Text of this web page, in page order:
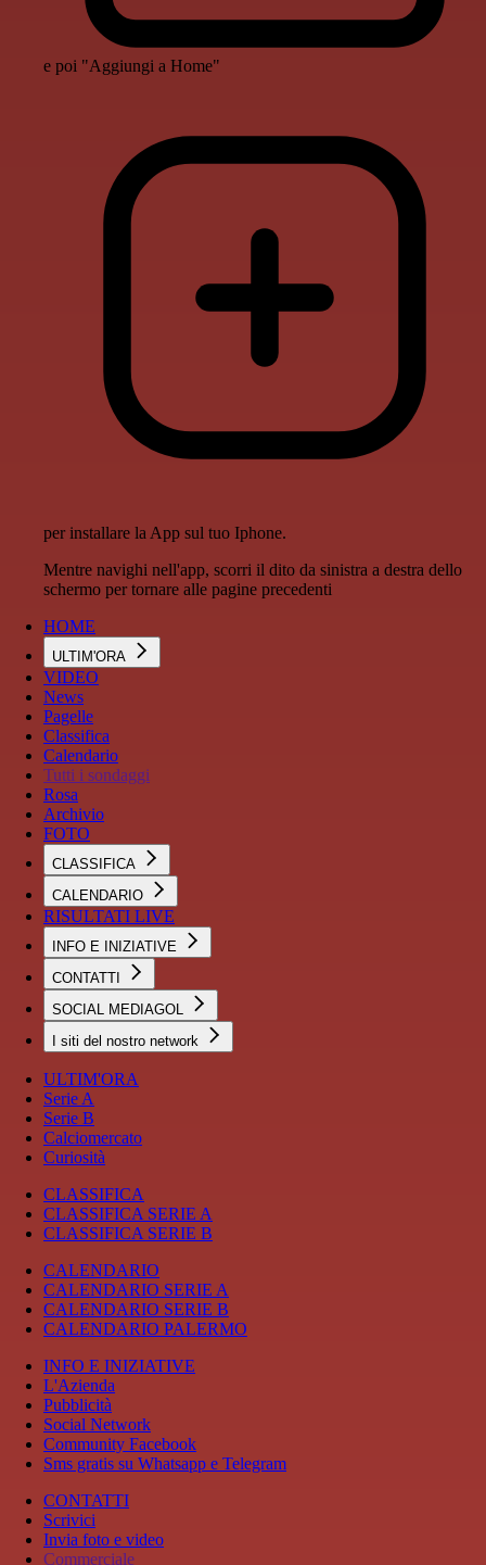
e poi "Aggiungi a Home"
per installare la App sul tuo Iphone.
Mentre navighi nell'app, scorri il dito da sinistra a destra dello
schermo per tornare alle pagine precedenti
HOME
ULTIM'ORA
VIDEO
News
Pagelle
Classifica
Calendario
Tutti i sondaggi
Rosa
Archivio
FOTO
CLASSIFICA
CALENDARIO
RISULTATI LIVE
INFO E INIZIATIVE
CONTATTI
SOCIAL MEDIAGOL
I siti del nostro network
ULTIM'ORA
Serie A
Serie B
Calciomercato
Curiosità
CLASSIFICA
CLASSIFICA SERIE A
CLASSIFICA SERIE B
CALENDARIO
CALENDARIO SERIE A
CALENDARIO SERIE B
CALENDARIO PALERMO
INFO E INIZIATIVE
L'Azienda
Pubblicità
Social Network
Community Facebook
Sms gratis su Whatsapp e Telegram
CONTATTI
Scrivici
Invia foto e video
Commerciale